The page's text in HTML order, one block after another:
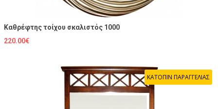
Καθρέφτης τοίχου σκαλιστός 1000
220.00€
ΚΑΤΟΠΙΝ ΠΑΡΑΓΓΕΛΙΑΣ